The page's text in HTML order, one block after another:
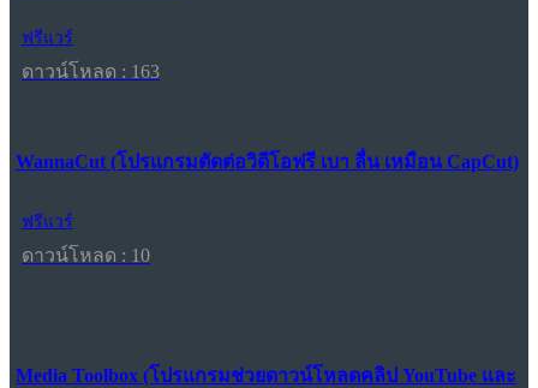
ฟรีแวร์
ดาวน์โหลด : 163
WannaCut (โปรแกรมตัดต่อวิดีโอฟรี เบา ลื่น เหมือน CapCut)
ฟรีแวร์
ดาวน์โหลด : 10
Media Toolbox (โปรแกรมช่วยดาวน์โหลดคลิป YouTube และ